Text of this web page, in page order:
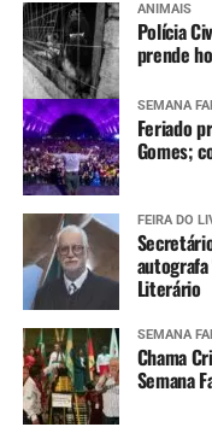
meteorológico
Pontos de
rodovias
Situação das
Aviso e
Imagens do
Civil estadual
Alertas
ANIMAIS
Polícia
prende
SEMANA
Feriado
Gomes;
FEIRA DO
Literário
SEMANA
Chama
Semana